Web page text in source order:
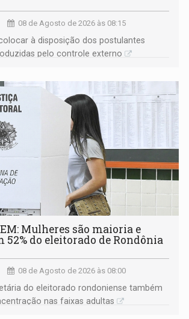
08 de Agosto de 2026 às 08:15
à disposição dos postulantes
pelo controle externo
Mulheres são maioria e
52% do eleitorado de Rondônia
08 de Agosto de 2026 às 08:00
do eleitorado rondoniense também
nas faixas adultas